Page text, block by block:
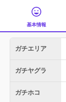
基本情報
ガチエリア
ガチヤグラ
ガチホコ